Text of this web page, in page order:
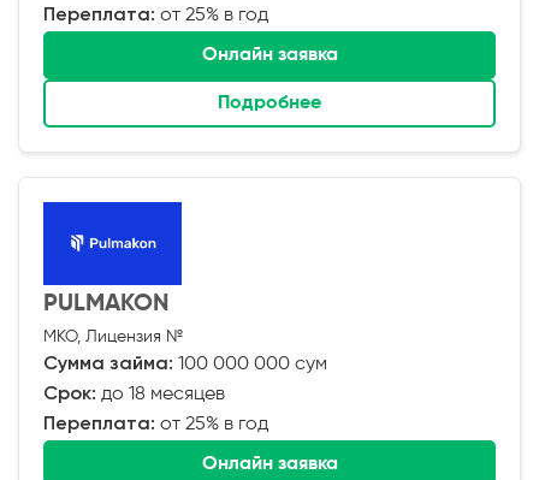
Переплата: от 25% в год
Онлайн заявка
Подробнее
PULMAKON
МКО, Лицензия №
Сумма займа: 100 000 000 сум
Срок: до 18 месяцев
Переплата: от 25% в год
Онлайн заявка